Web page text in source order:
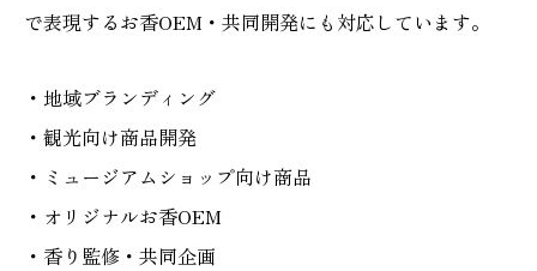
で表現するお香OEM・共同開発にも対応しています。
・地域ブランディング
・観光向け商品開発
・ミュージアムショップ向け商品
・オリジナルお香OEM
・香り監修・共同企画